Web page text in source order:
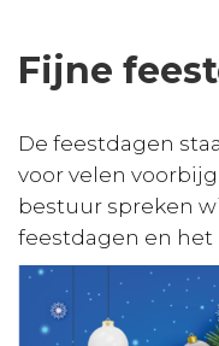
Fijne
De feestdagen
voor velen
bestuur spreken
feestdagen en het